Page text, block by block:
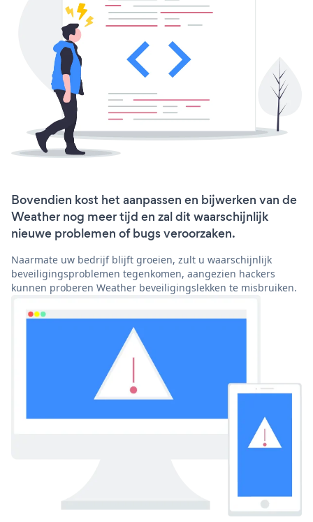
Bovendien kost het aanpassen en bijwerken van de
Weather nog meer tijd en zal dit waarschijnlijk
nieuwe problemen of bugs veroorzaken.
Naarmate uw bedrijf blijft groeien, zult u waarschijnlijk
beveiligingsproblemen tegenkomen, aangezien hackers
kunnen proberen Weather beveiligingslekken te misbruiken.